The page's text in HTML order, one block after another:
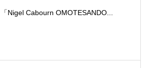
「Nigel Cabourn OMOTESANDO...